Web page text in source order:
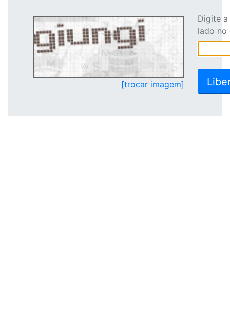
[trocar imagem]
Digite
lado no